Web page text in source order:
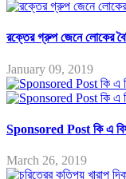
রক্তের গ্রুপ জেনে লোকের
January 09, 2019
Sponsored Post কি এ
March 26, 2019